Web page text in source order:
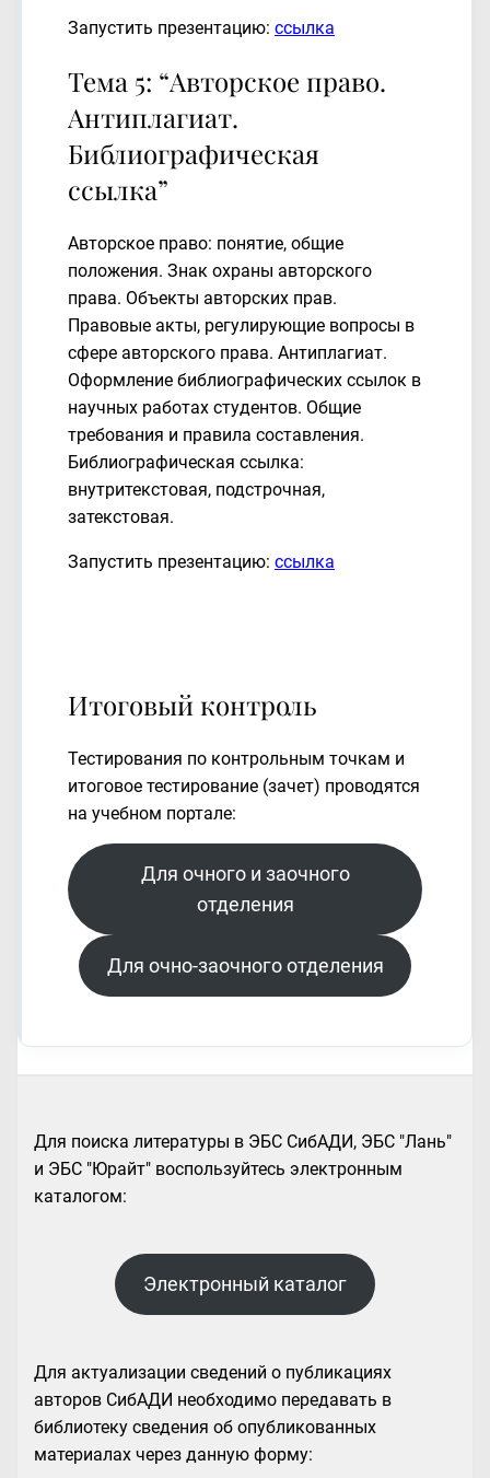
Запустить презентацию: ссылка
Тема 5: “Авторское право.
Антиплагиат.
Библиографическая
ссылка”
Авторское право: понятие, общие
положения. Знак охраны авторского
права. Объекты авторских прав.
Правовые акты, регулирующие вопросы в
сфере авторского права. Антиплагиат.
Оформление библиографических ссылок в
научных работах студентов. Общие
требования и правила составления.
Библиографическая ссылка:
внутритекстовая, подстрочная,
затекстовая.
Запустить презентацию: ссылка
Итоговый контроль
Тестирования по контрольным точкам и
итоговое тестирование (зачет) проводятся
на учебном портале:
Для очного и заочного
отделения
Для очно-заочного отделения
Для поиска литературы в ЭБС СибАДИ, ЭБС "Лань"
и ЭБС "Юрайт" воспользуйтесь электронным
каталогом:
Электронный каталог
Для актуализации сведений о публикациях
авторов СибАДИ необходимо передавать в
библиотеку сведения об опубликованных
материалах через данную форму: